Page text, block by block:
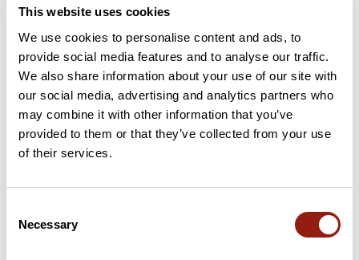
This website uses cookies
We use cookies to personalise content and ads, to
provide social media features and to analyse our traffic.
We also share information about your use of our site with
our social media, advertising and analytics partners who
may combine it with other information that you’ve
provided to them or that they’ve collected from your use
of their services.
Selection
Necessary
Cols le long du parcours
21 km
Résumé